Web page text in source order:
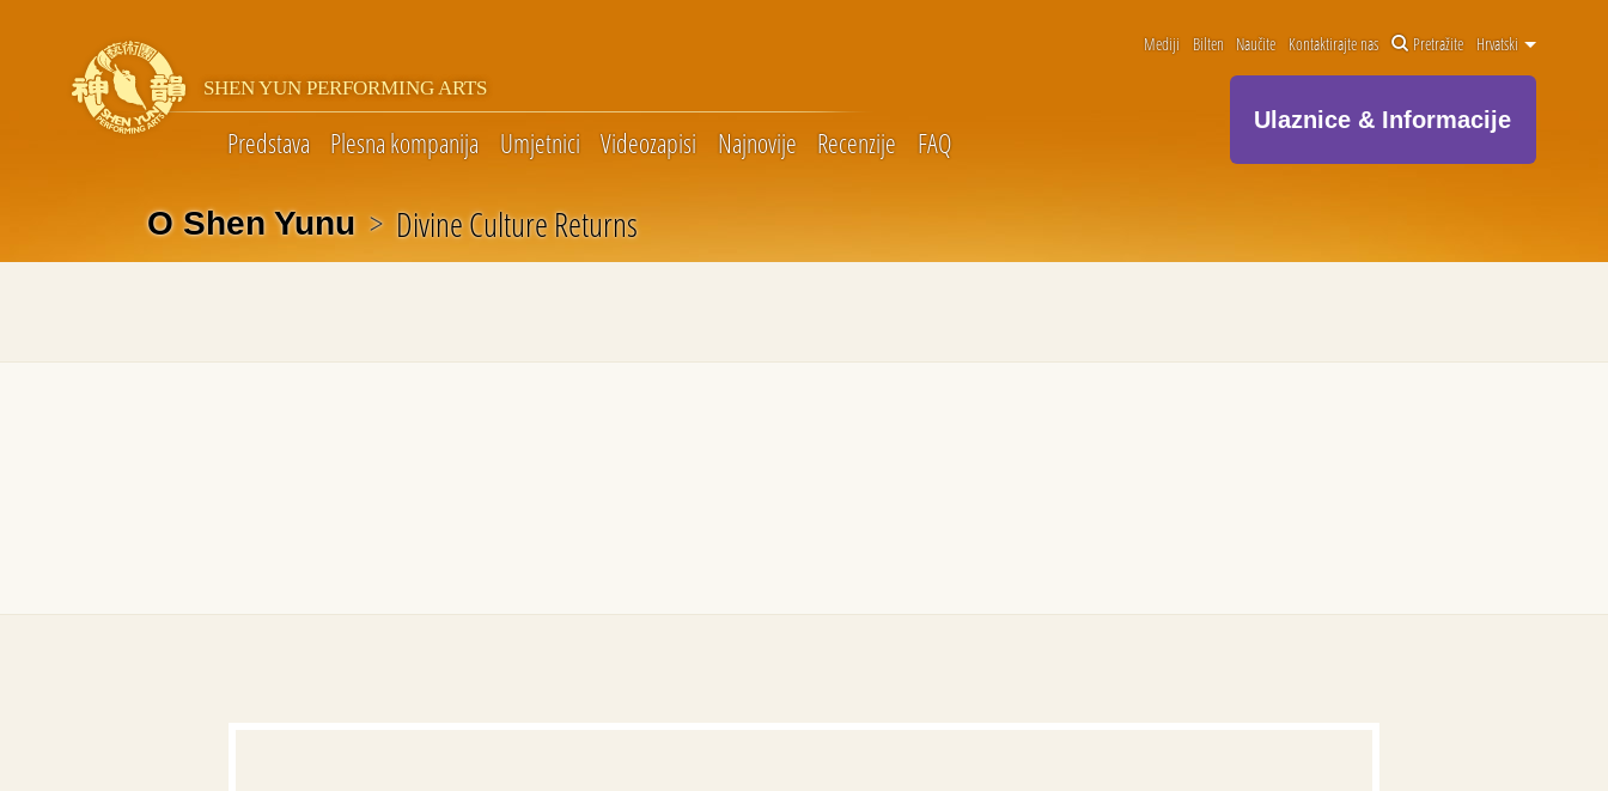
SHEN YUN PERFORMING ARTS
Predstava Plesna kompanija Umjetnici Videozapisi Najnovije Recenzije FAQ
Mediji Bilten Naučite Kontaktirajte nas Pretražite Hrvatski
Ulaznice & Informacije
O Shen Yunu > Divine Culture Returns